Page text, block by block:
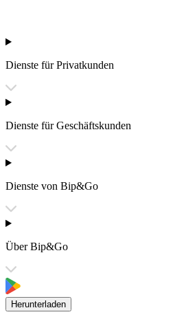
Dienste für Privatkunden
Dienste für Geschäftskunden
Dienste von Bip&Go
Über Bip&Go
Herunterladen